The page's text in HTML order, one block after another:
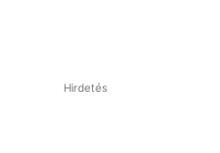
Hirdetés